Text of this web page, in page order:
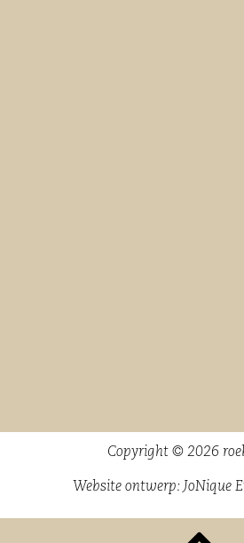
Copyright © 2026
Website ontwerp: JoNique